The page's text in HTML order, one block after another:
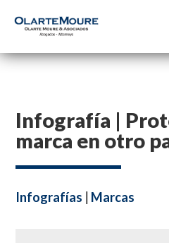
Infografía |
marca en otro
Infografías Marcas